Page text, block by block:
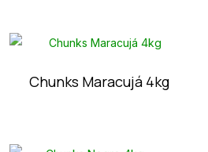
Chunks Maracujá 4kg